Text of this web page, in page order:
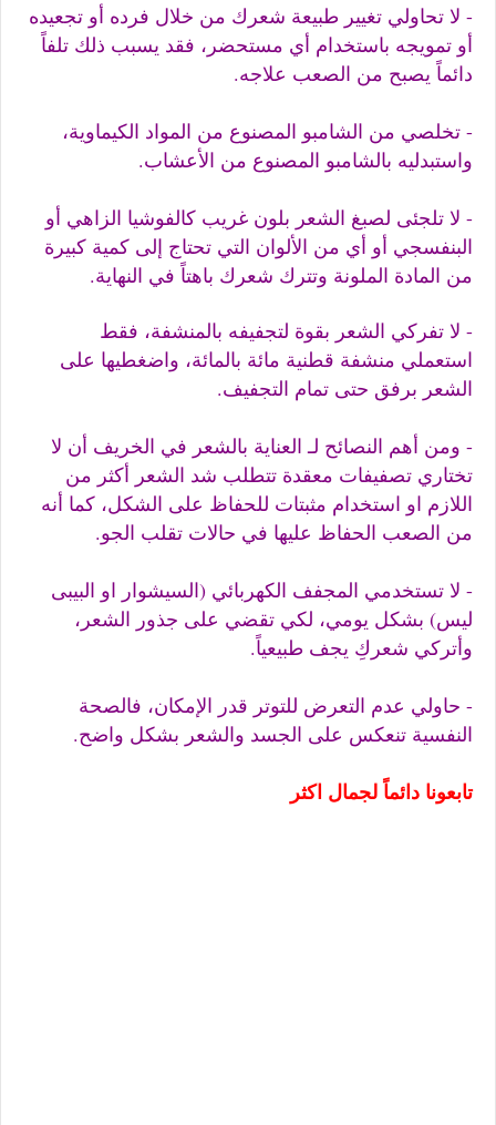
- لا تحاولي تغيير طبيعة شعرك من خلال فرده أو تجعيده
أو تمويجه باستخدام أي مستحضر، فقد يسبب ذلك تلفاً
دائماً يصبح من الصعب علاجه.
- تخلصي من الشامبو المصنوع من المواد الكيماوية،
واستبدليه بالشامبو المصنوع من الأعشاب.
- لا تلجئى لصبغ الشعر بلون غريب كالفوشيا الزاهي أو
البنفسجي أو أي من الألوان التي تحتاج إلى كمية كبيرة
من المادة الملونة وتترك شعرك باهتاً في النهاية.
- لا تفركي الشعر بقوة لتجفيفه بالمنشفة، فقط
استعملي منشفة قطنية مائة بالمائة، واضغطيها على
الشعر برفق حتى تمام التجفيف.
- ومن أهم النصائح لـ العناية بالشعر في الخريف أن لا
تختاري تصفيفات معقدة تتطلب شد الشعر أكثر من
اللازم او استخدام مثبتات للحفاظ على الشكل، كما أنه
من الصعب الحفاظ عليها في حالات تقلب الجو.
- لا تستخدمي المجفف الكهربائي (السيشوار او البيبى
ليس) بشكل يومي، لكي تقضي على جذور الشعر،
وأتركي شعركِ يجف طبيعياً.
- حاولي عدم التعرض للتوتر قدر الإمكان، فالصحة
النفسية تنعكس على الجسد والشعر بشكل واضح.
تابعونا دائماً لجمال اكثر